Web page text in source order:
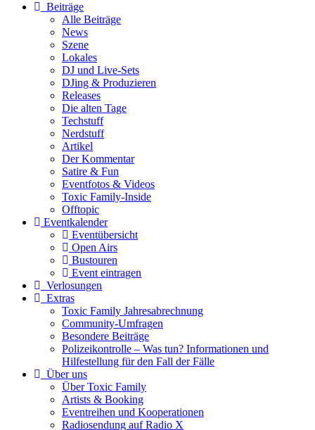
Beiträge
Alle Beiträge
News
Szene
Lokales
DJ und Live-Sets
DJing & Produzieren
Releases
Die alten Tage
Techstuff
Nerdstuff
Artikel
Der Kommentar
Satire & Fun
Eventfotos & Videos
Toxic Family-Inside
Offtopic
Eventkalender
Eventübersicht
Open Airs
Bustouren
Event eintragen
Verlosungen
Extras
Toxic Family Jahresabrechnung
Community-Umfragen
Besondere Beiträge
Polizeikontrolle – Was tun? Informationen und
Hilfestellung für den Fall der Fälle
Über uns
Über Toxic Family
Artists & Booking
Eventreihen und Kooperationen
Radiosendung auf Radio X